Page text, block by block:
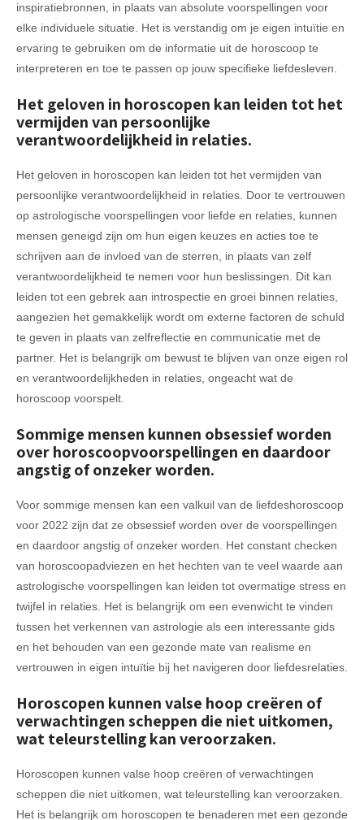
inspiratiebronnen, in plaats van absolute voorspellingen voor
elke individuele situatie. Het is verstandig om je eigen intuïtie en
ervaring te gebruiken om de informatie uit de horoscoop te
interpreteren en toe te passen op jouw specifieke liefdesleven.
Het geloven in horoscopen kan leiden tot het
vermijden van persoonlijke
verantwoordelijkheid in relaties.
Het geloven in horoscopen kan leiden tot het vermijden van
persoonlijke verantwoordelijkheid in relaties. Door te vertrouwen
op astrologische voorspellingen voor liefde en relaties, kunnen
mensen geneigd zijn om hun eigen keuzes en acties toe te
schrijven aan de invloed van de sterren, in plaats van zelf
verantwoordelijkheid te nemen voor hun beslissingen. Dit kan
leiden tot een gebrek aan introspectie en groei binnen relaties,
aangezien het gemakkelijk wordt om externe factoren de schuld
te geven in plaats van zelfreflectie en communicatie met de
partner. Het is belangrijk om bewust te blijven van onze eigen rol
en verantwoordelijkheden in relaties, ongeacht wat de
horoscoop voorspelt.
Sommige mensen kunnen obsessief worden
over horoscoopvoorspellingen en daardoor
angstig of onzeker worden.
Voor sommige mensen kan een valkuil van de liefdeshoroscoop
voor 2022 zijn dat ze obsessief worden over de voorspellingen
en daardoor angstig of onzeker worden. Het constant checken
van horoscoopadviezen en het hechten van te veel waarde aan
astrologische voorspellingen kan leiden tot overmatige stress en
twijfel in relaties. Het is belangrijk om een evenwicht te vinden
tussen het verkennen van astrologie als een interessante gids
en het behouden van een gezonde mate van realisme en
vertrouwen in eigen intuïtie bij het navigeren door liefdesrelaties.
Horoscopen kunnen valse hoop creëren of
verwachtingen scheppen die niet uitkomen,
wat teleurstelling kan veroorzaken.
Horoscopen kunnen valse hoop creëren of verwachtingen
scheppen die niet uitkomen, wat teleurstelling kan veroorzaken.
Het is belangrijk om horoscopen te benaderen met een gezonde